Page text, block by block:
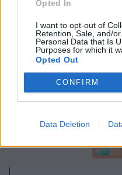
Opted In
I want to opt-out of
Retention, Sale, and/
Personal Data that Is
Purposes for which it
Opted Out
CONFIRM
Data Deletion